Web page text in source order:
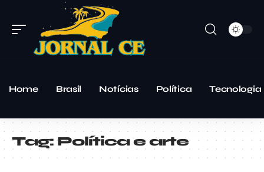
Home Brasil Notícias Política Tecnologia
Tag:Política e arte